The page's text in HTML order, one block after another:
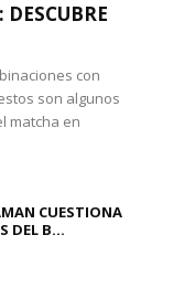
con
son algunos
matcha en
CUESTIONA
DEL B...